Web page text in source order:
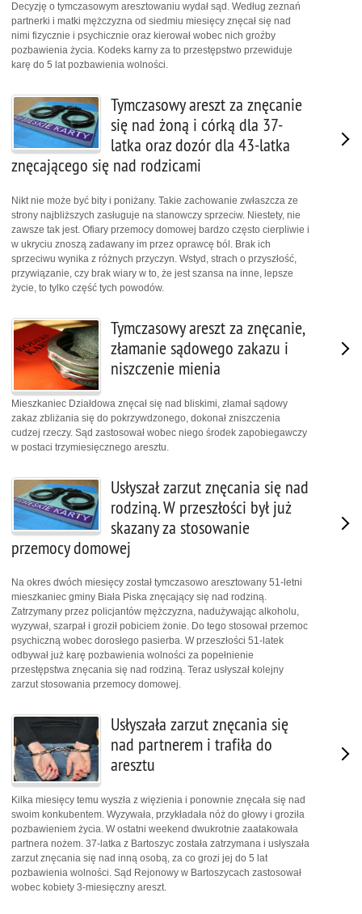
Decyzję o tymczasowym aresztowaniu wydał sąd. Według zeznań
partnerki i matki mężczyzna od siedmiu miesięcy znęcał się nad
nimi fizycznie i psychicznie oraz kierował wobec nich groźby
pozbawienia życia. Kodeks karny za to przestępstwo przewiduje
karę do 5 lat pozbawienia wolności.
Tymczasowy areszt za znęcanie
się nad żoną i córką dla 37-
latka oraz dozór dla 43-latka
znęcającego się nad rodzicami
Nikt nie może być bity i poniżany. Takie zachowanie zwłaszcza ze
strony najbliższych zasługuje na stanowczy sprzeciw. Niestety, nie
zawsze tak jest. Ofiary przemocy domowej bardzo często cierpliwie i
w ukryciu znoszą zadawany im przez oprawcę ból. Brak ich
sprzeciwu wynika z różnych przyczyn. Wstyd, strach o przyszłość,
przywiązanie, czy brak wiary w to, że jest szansa na inne, lepsze
życie, to tylko część tych powodów.
Tymczasowy areszt za znęcanie,
złamanie sądowego zakazu i
niszczenie mienia
Mieszkaniec Działdowa znęcał się nad bliskimi, złamał sądowy
zakaz zbliżania się do pokrzywdzonego, dokonał zniszczenia
cudzej rzeczy. Sąd zastosował wobec niego środek zapobiegawczy
w postaci trzymiesięcznego aresztu.
Usłyszał zarzut znęcania się nad
rodziną. W przeszłości był już
skazany za stosowanie
przemocy domowej
Na okres dwóch miesięcy został tymczasowo aresztowany 51-letni
mieszkaniec gminy Biała Piska znęcający się nad rodziną.
Zatrzymany przez policjantów mężczyzna, nadużywając alkoholu,
wyzywał, szarpał i groził pobiciem żonie. Do tego stosował przemoc
psychiczną wobec dorosłego pasierba. W przeszłości 51-latek
odbywał już karę pozbawienia wolności za popełnienie
przestępstwa znęcania się nad rodziną. Teraz usłyszał kolejny
zarzut stosowania przemocy domowej.
Usłyszała zarzut znęcania się
nad partnerem i trafiła do
aresztu
Kilka miesięcy temu wyszła z więzienia i ponownie znęcała się nad
swoim konkubentem. Wyzywała, przykładała nóż do głowy i groziła
pozbawieniem życia. W ostatni weekend dwukrotnie zaatakowała
partnera nożem. 37-latka z Bartoszyc została zatrzymana i usłyszała
zarzut znęcania się nad inną osobą, za co grozi jej do 5 lat
pozbawienia wolności. Sąd Rejonowy w Bartoszycach zastosował
wobec kobiety 3-miesięczny areszt.